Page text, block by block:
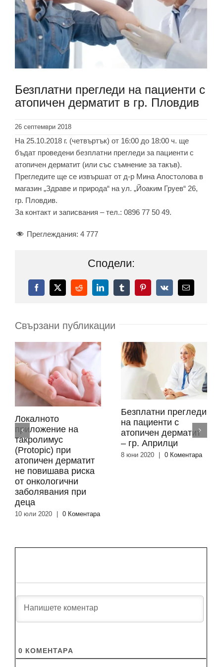
Безплатни прегледи на пациенти с
атопичен дерматит в гр. Пловдив
26 септември 2018
На 25.10.2018 г. (четвъртък) от 16:00 до 18:00 ч. ще
бъдат проведени безплатни прегледи за пациенти с
атопичен дерматит (или със съмнение за такъв).
Прегледите ще се извършат от д-р Мина Апостолова в
магазин „Здраве и природа“ на ул. „Йоаким Груев“ 26,
гр. Пловдив.
За контакт и записвания – тел.: 0896 77 50 49.
Преглеждания: 4 777
Сподели:
Facebook
X RedditLinkedInTumblrPinterest
Vk
поща:
Свързани публикации
Локалното
приложение на
такролимус
(Protopic) при
атопичен дерматит
не повишава риска
от онкологични
заболявания при
деца
10 юли 2020 0 Коментара
Безплатни прегледи
на пациенти с
атопичен дерматит
– гр. Априлци
8 юни 2020 | 0 Коментара
0 КОМЕНТАРA